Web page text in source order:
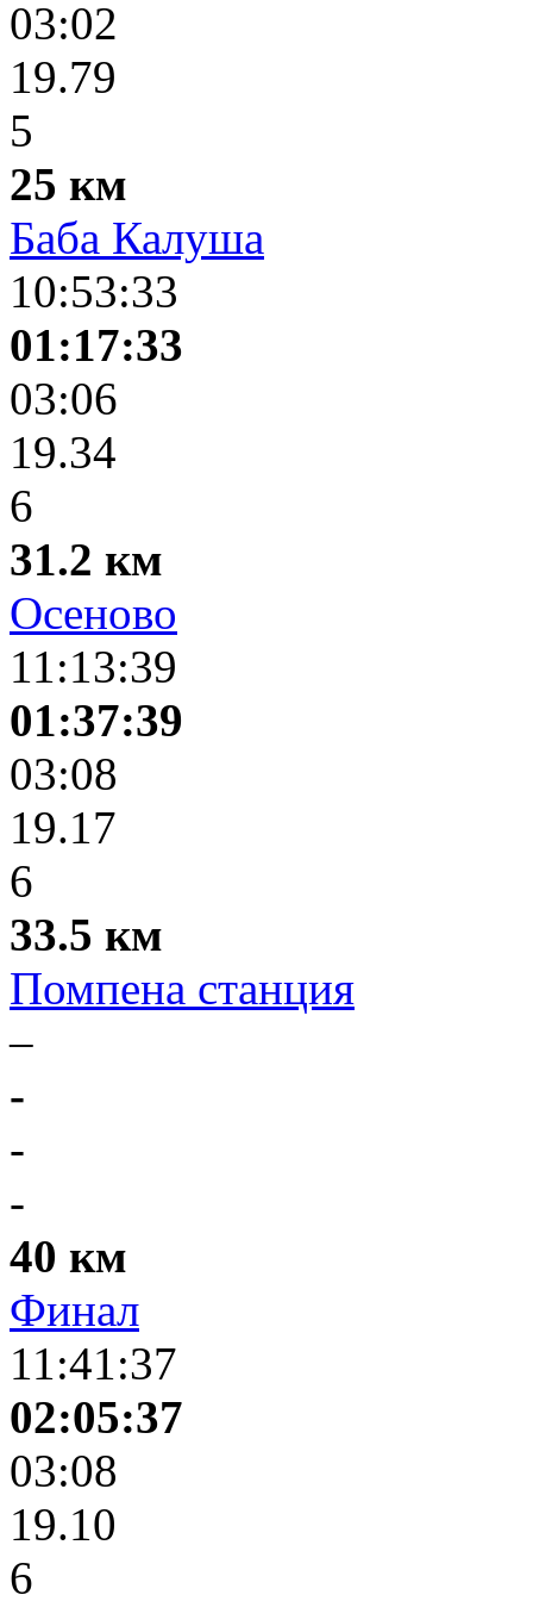
03:02
19.79
5
25 км
Баба Калуша
10:53:33
01:17:33
03:06
19.34
6
31.2 км
Осеново
11:13:39
01:37:39
03:08
19.17
6
33.5 км
Помпена станция
–
-
-
-
40 км
Финал
11:41:37
02:05:37
03:08
19.10
6